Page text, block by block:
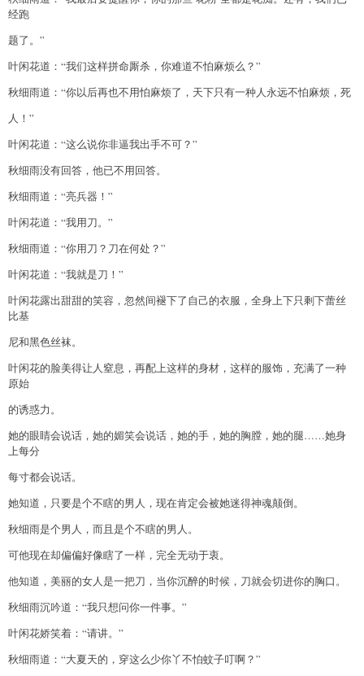
经跑
题了。”
叶闲花道：“我们这样拼命厮杀，你难道不怕麻烦么？”
秋细雨道：“你以后再也不用怕麻烦了，天下只有一种人永远不怕麻烦，死
人！”
叶闲花道：“这么说你非逼我出手不可？”
秋细雨没有回答，他已不用回答。
秋细雨道：“亮兵器！”
叶闲花道：“我用刀。”
秋细雨道：“你用刀？刀在何处？”
叶闲花道：“我就是刀！”
叶闲花露出甜甜的笑容，忽然间褪下了自己的衣服，全身上下只剩下蕾丝
比基
尼和黑色丝袜。
叶闲花的脸美得让人窒息，再配上这样的身材，这样的服饰，充满了一种
原始
的诱惑力。
她的眼睛会说话，她的媚笑会说话，她的手，她的胸膛，她的腿……她身
上每分
每寸都会说话。
她知道，只要是个不瞎的男人，现在肯定会被她迷得神魂颠倒。
秋细雨是个男人，而且是个不瞎的男人。
可他现在却偏偏好像瞎了一样，完全无动于衷。
他知道，美丽的女人是一把刀，当你沉醉的时候，刀就会切进你的胸口。
秋细雨沉吟道：“我只想问你一件事。”
叶闲花娇笑着：“请讲。”
秋细雨道：“大夏天的，穿这么少你丫不怕蚊子叮啊？”